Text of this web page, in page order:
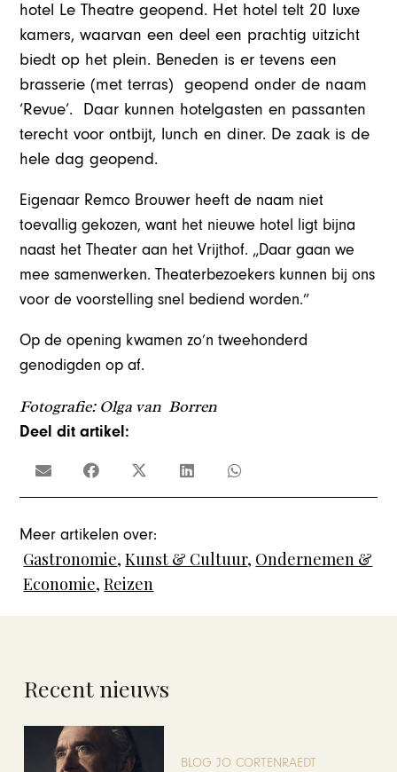
hotel Le Theatre geopend. Het hotel telt 20 luxe
kamers, waarvan een deel een prachtig uitzicht
biedt op het plein. Beneden is er tevens een
brasserie (met terras) geopend onder de naam
‘Revue’. Daar kunnen hotelgasten en passanten
terecht voor ontbijt, lunch en diner. De zaak is de
hele dag geopend.
Eigenaar Remco Brouwer heeft de naam niet
toevallig gekozen, want het nieuwe hotel ligt bijna
naast het Theater aan het Vrijthof. „Daar gaan we
mee samenwerken. Theaterbezoekers kunnen bij ons
voor de voorstelling snel bediend worden.”
Op de opening kwamen zo’n tweehonderd
genodigden op af.
Fotografie: Olga van Borren
Deel dit artikel:
Meer artikelen over:
Gastronomie,Kunst & Cultuur, Ondernemen &
Economie,Reizen
Recent nieuws
BLOG JO CORTENRAEDT